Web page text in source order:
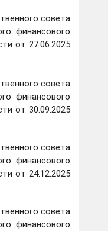
совета
финансового
от 27.06.2025
совета
финансового
от 30.09.2025
совета
финансового
от 24.12.2025
совета
финансового